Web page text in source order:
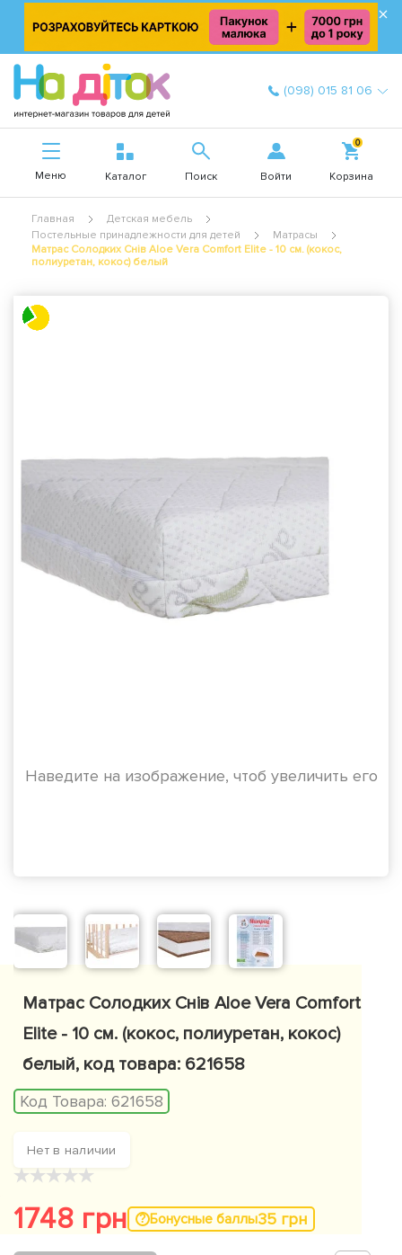
×
(098) 015 81 06
Меню Каталог Поиск Войти
0
Корзина
Главная
Детская мебель
Постельные принадлежности для детей
Матрасы
Матрас Солодких Снів Aloe Vera Comfort Elite - 10 см. (кокос,
полиуретан, кокос) белый
Наведите на изображение, чтоб увеличить его
Матрас Солодких Снів Aloe Vera Comfort
Elite - 10 см. (кокос, полиуретан, кокос)
белый, код товара: 621658
Код Товара: 621658
Нет в наличии
★★★★★
1748 грн Бонусные баллы35 грн